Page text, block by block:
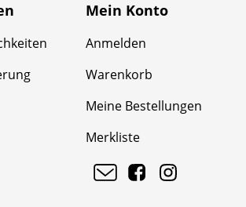
Mein Konto
Anmelden
Warenkorb
Meine Bestellungen
Merkliste